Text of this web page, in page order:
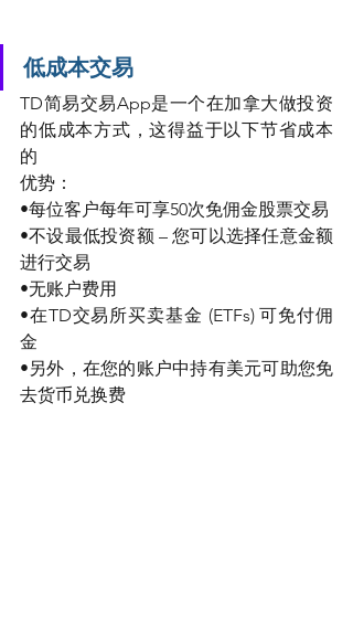
低成本交易
TD简易交易App是一个在加拿大做投资
的低成本方式，这得益于以下节省成本
的
优势：
•每位客户每年可享50次免佣金股票交易
•不设最低投资额 – 您可以选择任意金额
进行交易
•无账户费用
•在TD交易所买卖基金 (ETFs) 可免付佣
金
•另外，在您的账户中持有美元可助您免
去货币兑换费